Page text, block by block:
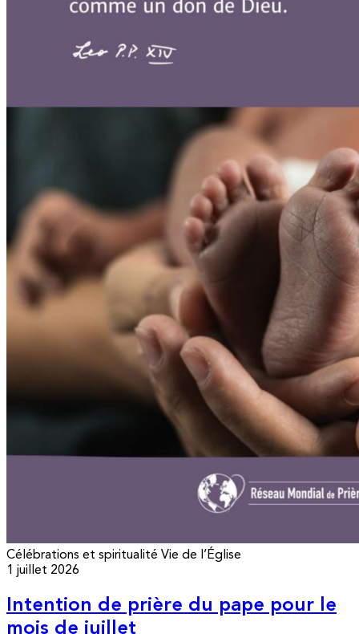
Célébrations et spiritualité Vie de l’Église
1 juillet 2026
Intention de prière du pape pour le
mois de juillet